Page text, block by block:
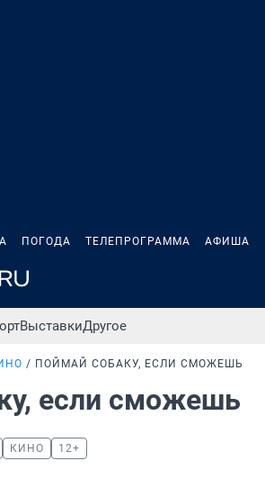
ПОГОДА ТЕЛЕПРОГРАММА АФИША
ВыставкиДругое
ПОЙМАЙ СОБАКУ, ЕСЛИ СМОЖЕШЬ
если сможешь
КИНО 12+